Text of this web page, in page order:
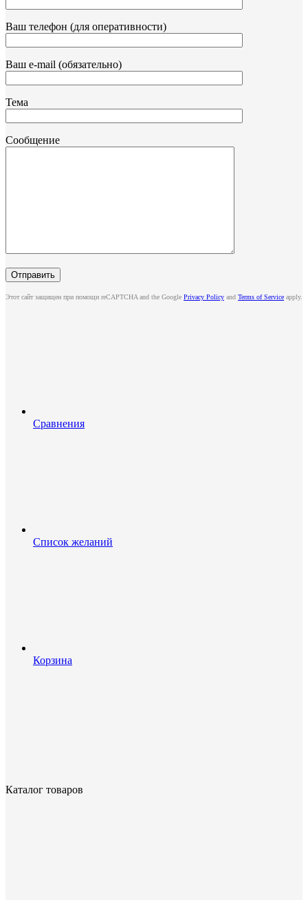
Ваш телефон (для оперативности)
Ваш e-mail (обязательно)
Тема
Сообщение
Этот сайт защищен при помощи reCAPTCHA and the Google Privacy Policy and Terms of Service apply.
Сравнения
Список желаний
Корзина
Каталог товаров